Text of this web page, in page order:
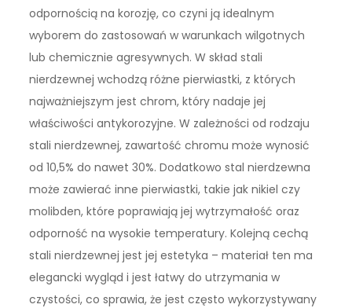
odpornością na korozję, co czyni ją idealnym
wyborem do zastosowań w warunkach wilgotnych
lub chemicznie agresywnych. W skład stali
nierdzewnej wchodzą różne pierwiastki, z których
najważniejszym jest chrom, który nadaje jej
właściwości antykorozyjne. W zależności od rodzaju
stali nierdzewnej, zawartość chromu może wynosić
od 10,5% do nawet 30%. Dodatkowo stal nierdzewna
może zawierać inne pierwiastki, takie jak nikiel czy
molibden, które poprawiają jej wytrzymałość oraz
odporność na wysokie temperatury. Kolejną cechą
stali nierdzewnej jest jej estetyka – materiał ten ma
elegancki wygląd i jest łatwy do utrzymania w
czystości, co sprawia, że jest często wykorzystywany